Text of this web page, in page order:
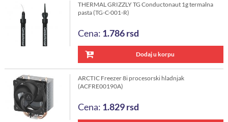
THERMAL GRIZZLY TG Conductonaut 1g termalna
pasta (TG-C-001-R)
Cena: 1.786rsd
Dodaj u korpu
ARCTIC Freezer 8i procesorski hladnjak
(ACFRE00190A)
Cena: 1.829rsd